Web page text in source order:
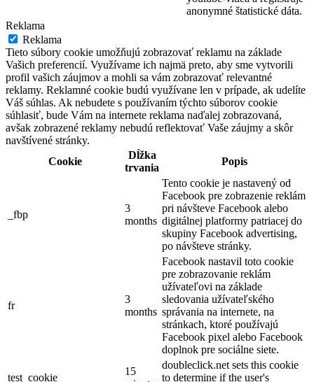
anonymné štatistické dáta.
Reklama
Reklama
Tieto súbory cookie umožňujú zobrazovať reklamu na základe
Vašich preferencií. Využívame ich najmä preto, aby sme vytvorili
profil vašich záujmov a mohli sa vám zobrazovať relevantné
reklamy. Reklamné cookie budú využívane len v prípade, ak udelíte
Váš súhlas. Ak nebudete s používaním týchto súborov cookie
súhlasiť, bude Vám na internete reklama naďalej zobrazovaná,
avšak zobrazené reklamy nebudú reflektovať Vaše záujmy a skôr
navštívené stránky.
Cookie
Dĺžka
trvania
Popis
_fbp
3
months
Tento cookie je nastavený od
Facebook pre zobrazenie reklám
pri návšteve Facebook alebo
digitálnej platformy patriacej do
skupiny Facebook advertising,
po návšteve stránky.
fr
3
months
Facebook nastavil toto cookie
pre zobrazovanie reklám
užívateľovi na základe
sledovania užívateľského
správania na internete, na
stránkach, ktoré používajú
Facebook pixel alebo Facebook
doplnok pre sociálne siete.
test_cookie
15
doubleclick.net sets this cookie
to determine if the user's